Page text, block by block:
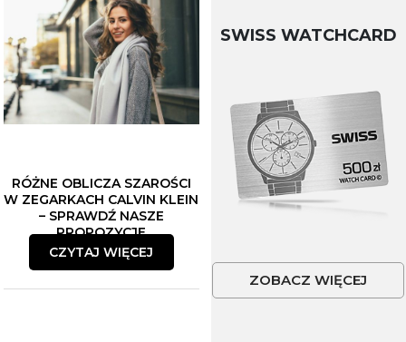
RÓŻNE OBLICZA SZAROŚCI
W ZEGARKACH CALVIN KLEIN
– SPRAWDŹ NASZE
PROPOZYCJE
CZYTAJ WIĘCEJ
SWISS WATCHCARD
ZOBACZ WIĘCEJ